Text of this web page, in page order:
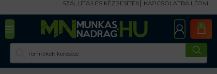
SZÁLLÍTÁS ÉS KÉZBESÍTÉS KAPCSOLATBA LÉPNI
0